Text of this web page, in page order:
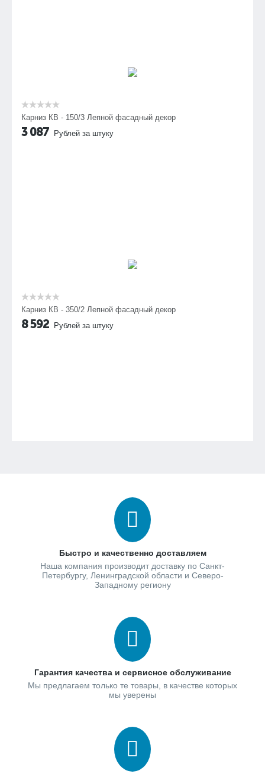
Карниз КВ - 150/3 Лепной фасадный декор
3 087 Рублей за штуку
Карниз КВ - 350/2 Лепной фасадный декор
8 592 Рублей за штуку
Быстро и качественно доставляем
Наша компания производит доставку по Санкт-
Петербургу, Ленинградской области и Северо-
Западному региону
Гарантия качества и сервисное обслуживание
Мы предлагаем только те товары, в качестве которых
мы уверены